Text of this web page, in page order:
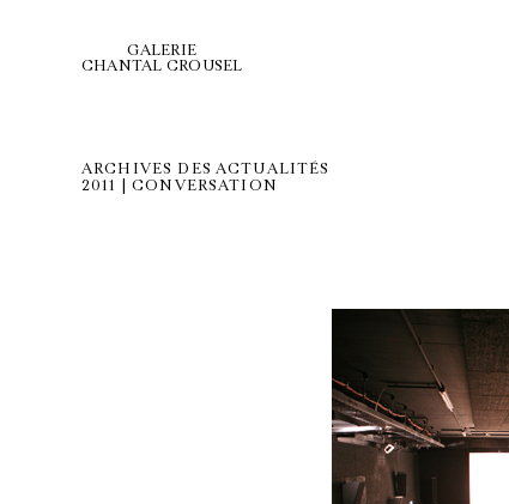
GALERIE
CHANTAL CROUSEL
ARCHIVES DES ACTUALITÉS
2011 | CONVERSATION